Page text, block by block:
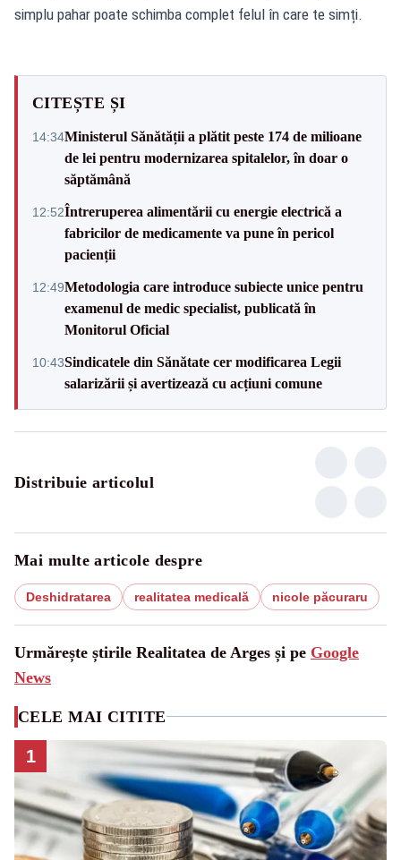
simplu pahar poate schimba complet felul în care te simți.
CITEȘTE ȘI
14:34Ministerul Sănătății a plătit peste 174 de milioane
de lei pentru modernizarea spitalelor, în doar o
săptămână
12:52Întreruperea alimentării cu energie electrică a
fabricilor de medicamente va pune în pericol
pacienții
12:49Metodologia care introduce subiecte unice pentru
examenul de medic specialist, publicată în
Monitorul Oficial
10:43Sindicatele din Sănătate cer modificarea Legii
salarizării și avertizează cu acțiuni comune
Distribuie articolul
Mai multe articole despre
Deshidratarea realitatea medicală nicole păcuraru
Urmărește știrile Realitatea de Arges și pe Google
News
CELE MAI CITITE
1